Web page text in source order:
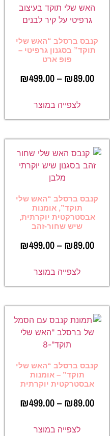
קנבס ברסלב “האש שלי
תוקד” בסגנון גרפיטי –
פופ ארט
₪89.00
–
₪499.00
לצפייה במוצר
קנבס ברסלב “האש שלי
תוקד”, אומנות
אבסטרקטית יוקרתית,
שיש שחור-זהב
₪89.00
–
₪499.00
לצפייה במוצר
קנבס ברסלב “האש שלי
תוקד” – אומנות
אבסטרקטית יוקרתית
₪89.00
–
₪499.00
לצפייה במוצר